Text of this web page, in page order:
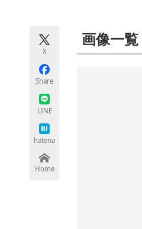
X
Share
LINE
hatena
Home
画像一覧